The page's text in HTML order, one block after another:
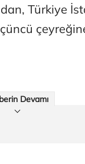
Türkiye
Devamı